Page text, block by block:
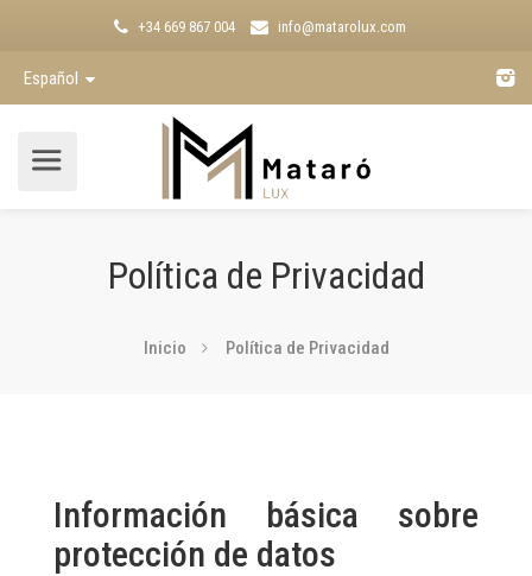
+34 669 867 004 info@matarolux.com
Español
Política de Privacidad
Inicio Política de Privacidad
Información básica sobre
protección de datos